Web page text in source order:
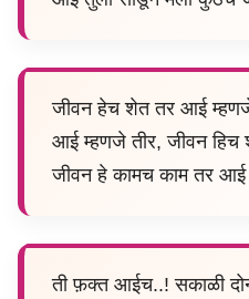
जीवन हेच शेत तर आई म्हणजे
आई म्हणजे तीर, जीवन हिच
जीवन हे कामच काम तर
ती फ़क्त आईच..! सकाळी